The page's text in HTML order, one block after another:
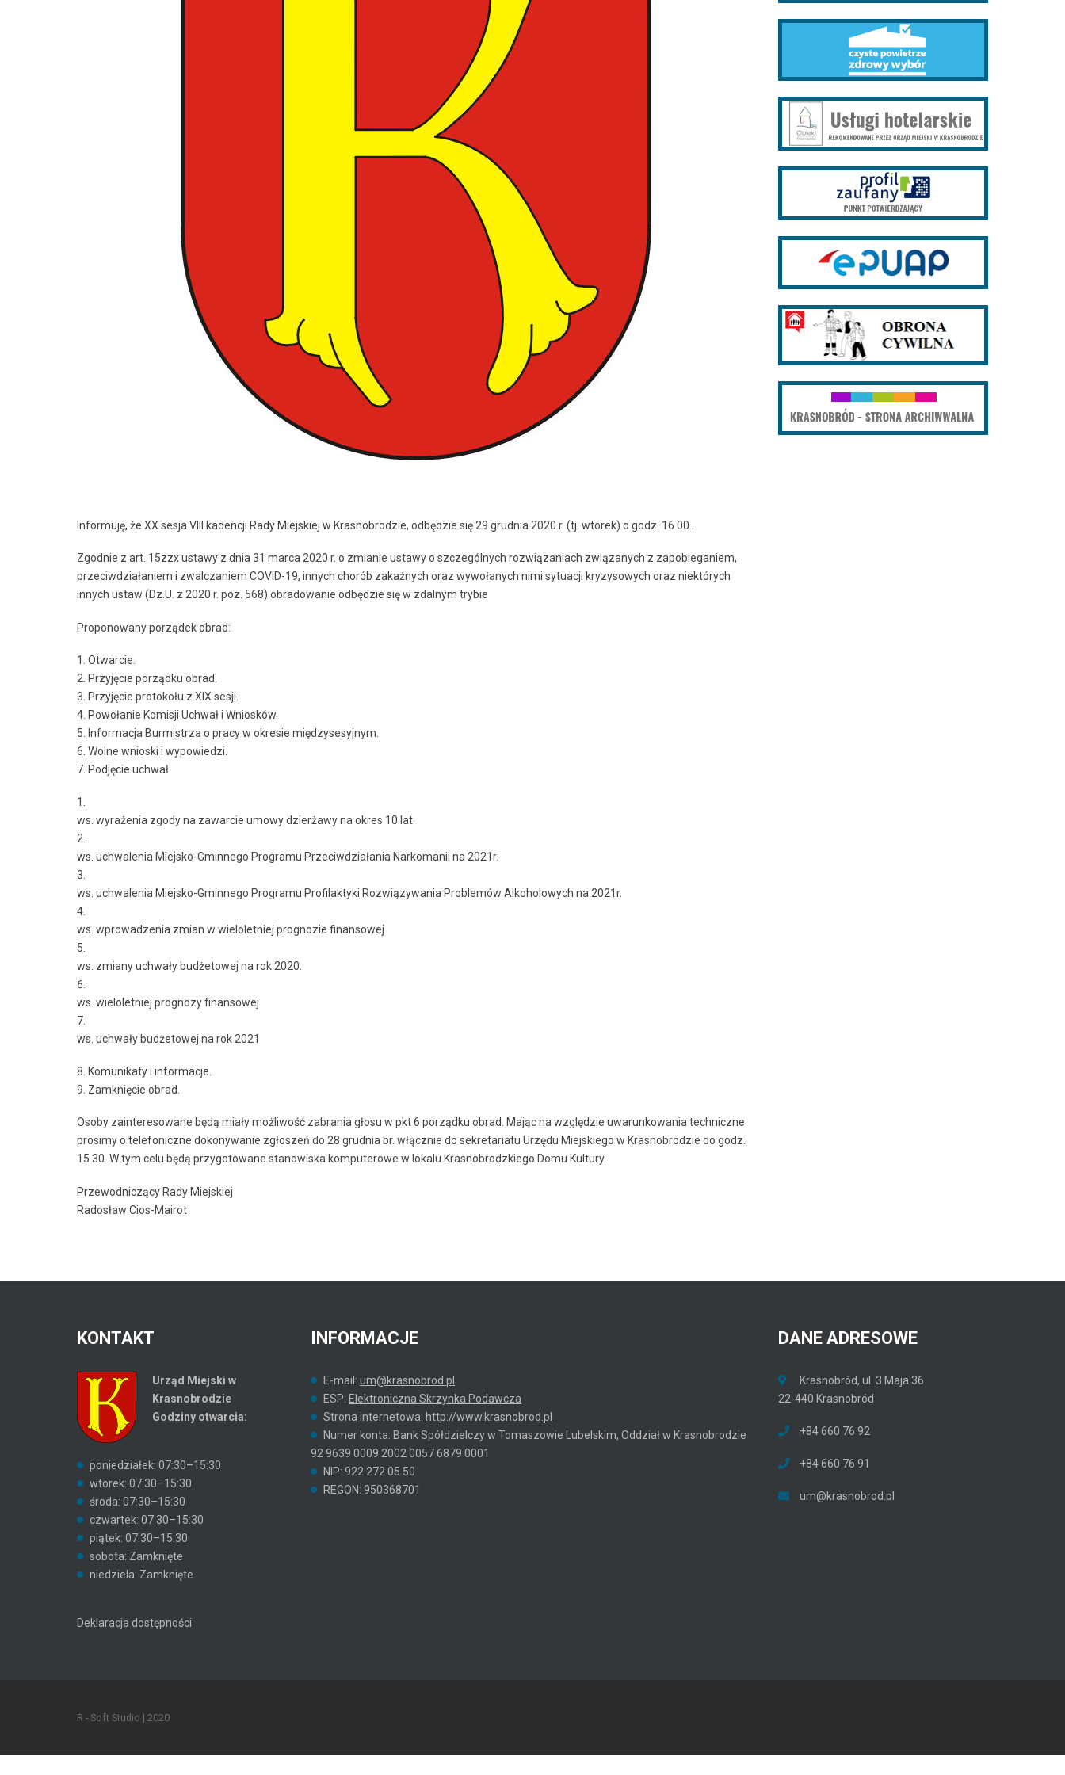
Informuję, że XX sesja VIII kadencji Rady Miejskiej w Krasnobrodzie, odbędzie się 29 grudnia 2020 r. (tj. wtorek) o godz. 16 00 .
Zgodnie z art. 15zzx ustawy z dnia 31 marca 2020 r. o zmianie ustawy o szczególnych rozwiązaniach związanych z zapobieganiem,
przeciwdziałaniem i zwalczaniem COVID-19, innych chorób zakaźnych oraz wywołanych nimi sytuacji kryzysowych oraz niektórych
innych ustaw (Dz.U. z 2020 r. poz. 568) obradowanie odbędzie się w zdalnym trybie
Proponowany porządek obrad:
1. Otwarcie.
2. Przyjęcie porządku obrad.
3. Przyjęcie protokołu z XIX sesji.
4. Powołanie Komisji Uchwał i Wniosków.
5. Informacja Burmistrza o pracy w okresie międzysesyjnym.
6. Wolne wnioski i wypowiedzi.
7. Podjęcie uchwał:
ws. wyrażenia zgody na zawarcie umowy dzierżawy na okres 10 lat.
ws. uchwalenia Miejsko-Gminnego Programu Przeciwdziałania Narkomanii na 2021r.
ws. uchwalenia Miejsko-Gminnego Programu Profilaktyki Rozwiązywania Problemów Alkoholowych na 2021r.
ws. wprowadzenia zmian w wieloletniej prognozie finansowej
ws. zmiany uchwały budżetowej na rok 2020.
ws. wieloletniej prognozy finansowej
ws. uchwały budżetowej na rok 2021
8. Komunikaty i informacje.
9. Zamknięcie obrad.
Osoby zainteresowane będą miały możliwość zabrania głosu w pkt 6 porządku obrad. Mając na względzie uwarunkowania techniczne
prosimy o telefoniczne dokonywanie zgłoszeń do 28 grudnia br. włącznie do sekretariatu Urzędu Miejskiego w Krasnobrodzie do godz.
15.30. W tym celu będą przygotowane stanowiska komputerowe w lokalu Krasnobrodzkiego Domu Kultury.
Przewodniczący Rady Miejskiej
Radosław Cios-Mairot
KONTAKT
Urząd Miejski w
Krasnobrodzie
Godziny otwarcia:
poniedziałek: 07:30–15:30
wtorek: 07:30–15:30
środa: 07:30–15:30
czwartek: 07:30–15:30
piątek: 07:30–15:30
sobota: Zamknięte
niedziela: Zamknięte
Deklaracja dostępności
INFORMACJE
E-mail: um@krasnobrod.pl
ESP: Elektroniczna Skrzynka Podawcza
Strona internetowa: http://www.krasnobrod.pl
Numer konta: Bank Spółdzielczy w Tomaszowie Lubelskim, Oddział w Krasnobrodzie
92 9639 0009 2002 0057 6879 0001
NIP: 922 272 05 50
REGON: 950368701
DANE ADRESOWE
Krasnobród, ul. 3 Maja 36
22-440 Krasnobród
+84 660 76 92
+84 660 76 91
um@krasnobrod.pl
R - Soft Studio | 2020